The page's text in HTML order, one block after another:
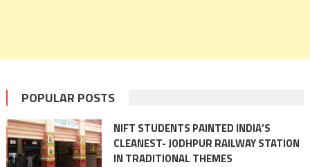
POPULAR POSTS
NIFT STUDENTS PAINTED INDIA’S
CLEANEST- JODHPUR RAILWAY STATION
IN TRADITIONAL THEMES